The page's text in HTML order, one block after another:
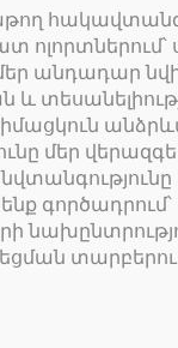
անդադար
և
մեր
ենք